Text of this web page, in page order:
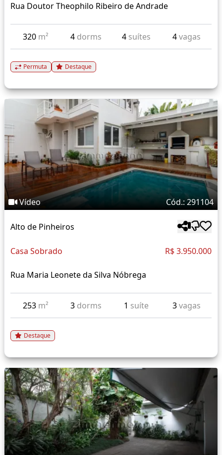
Rua Doutor Theophilo Ribeiro de Andrade
320 m² 4 dorms 4 suítes 4vagas
Permuta Destaque
Vídeo Cód.: 291104
Alto de Pinheiros
Casa Sobrado R$ 3.950.000
Rua Maria Leonete da Silva Nóbrega
253 m² 3 dorms 1 suíte 3vagas
Destaque